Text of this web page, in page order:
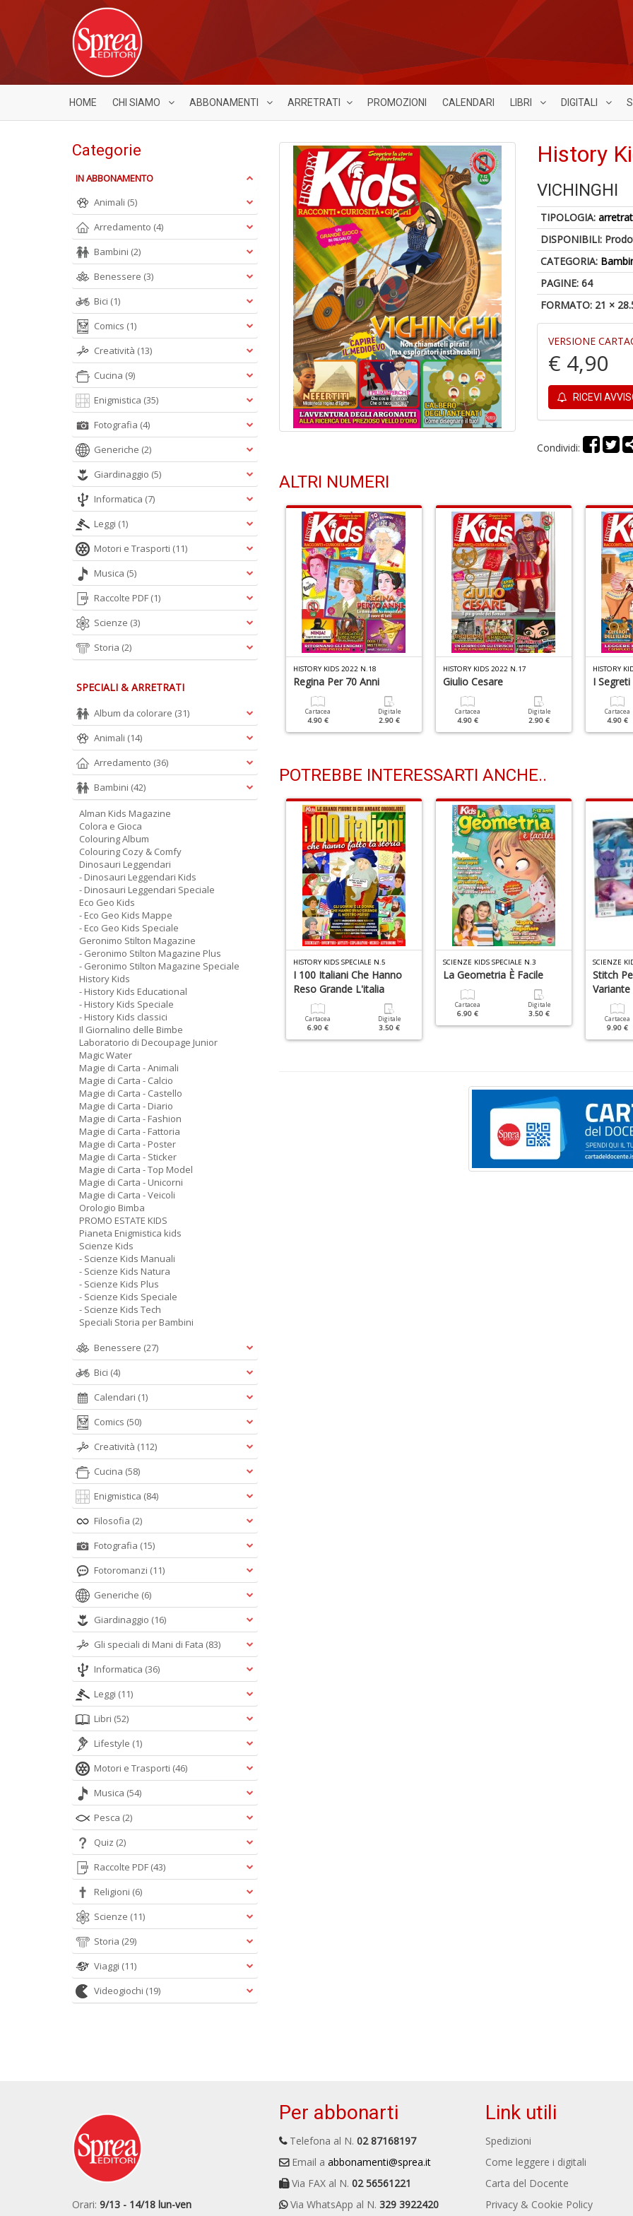
HOME CHI SIAMO ABBONAMENTI ARRETRATI PROMOZIONI CALENDARI LIBRI DIGITALI
History
VICHINGHI
TIPOLOGIA:
DISPONIBILI:
CATEGORIA:
PAGINE: 64
FORMATO: 21 ×
VERSIONE
€ 4,90
RICEVI
Condividi:
ALTRI NUMERI
Digitale
2.90 €
Marco Polo
Cartacea
4.90 €
Digitale
HISTORY KIDS 2022 N.18
Regina Per 70 Anni
Cartacea
4.90 €
Digitale
2.90 €
HISTORY KIDS 2022 N.17
Giulio Cesare
Cartacea
4.90 €
Digitale
2.90 €
HISTORY
I
Cartacea
4.90 €
POTREBBE INTERESSARTI ANCHE..
DI CARTA - UNICORNI N.1
Digitale
3.00 €
SCIENZE KIDS NATURA N.1
Squali Da Paura
Cartacea
6.90 €
HISTORY KIDS SPECIALE N.5
I 100 Italiani Che Hanno
Reso Grande L'italia
Cartacea
6.90 €
Digitale
3.50 €
SCIENZE KIDS SPECIALE N.3
La Geometria È Facile
Cartacea
6.90 €
Digitale
3.50 €
SCIENZE
Stitch
Variante
Cartacea
9.90 €
Categorie
IN ABBONAMENTO
Animali (5)
Arredamento (4)
Bambini (2)
Benessere (3)
Bici (1)
Comics (1)
Creatività (13)
Cucina (9)
Enigmistica (35)
Fotografia (4)
Generiche (2)
Giardinaggio (5)
Informatica (7)
Leggi (1)
Motori e Trasporti (11)
Musica (5)
Raccolte PDF (1)
Scienze (3)
Storia (2)
SPECIALI & ARRETRATI
Album da colorare (31)
Animali (14)
Arredamento (36)
Bambini (42)
Alman Kids Magazine
Colora e Gioca
Colouring Album
Colouring Cozy & Comfy
Dinosauri Leggendari
- Dinosauri Leggendari Kids
- Dinosauri Leggendari Speciale
Eco Geo Kids
- Eco Geo Kids Mappe
- Eco Geo Kids Speciale
Geronimo Stilton Magazine
- Geronimo Stilton Magazine Plus
- Geronimo Stilton Magazine Speciale
History Kids
- History Kids Educational
- History Kids Speciale
- History Kids classici
Il Giornalino delle Bimbe
Laboratorio di Decoupage Junior
Magic Water
Magie di Carta - Animali
Magie di Carta - Calcio
Magie di Carta - Castello
Magie di Carta - Diario
Magie di Carta - Fashion
Magie di Carta - Fattoria
Magie di Carta - Poster
Magie di Carta - Sticker
Magie di Carta - Top Model
Magie di Carta - Unicorni
Magie di Carta - Veicoli
Orologio Bimba
PROMO ESTATE KIDS
Pianeta Enigmistica kids
Scienze Kids
- Scienze Kids Manuali
- Scienze Kids Natura
- Scienze Kids Plus
- Scienze Kids Speciale
- Scienze Kids Tech
Speciali Storia per Bambini
Benessere (27)
Bici (4)
Calendari (1)
Comics (50)
Creatività (112)
Cucina (58)
Enigmistica (84)
Filosofia (2)
Fotografia (15)
Fotoromanzi (11)
Generiche (6)
Giardinaggio (16)
Gli speciali di Mani di Fata (83)
Informatica (36)
Leggi (11)
Libri (52)
Lifestyle (1)
Motori e Trasporti (46)
Musica (54)
Pesca (2)
Quiz (2)
Raccolte PDF (43)
Religioni (6)
Scienze (11)
Storia (29)
Viaggi (11)
Videogiochi (19)
Orari: 9/13 - 14/18 lun-ven
Per abbonarti
Telefona al N. 02 87168197
Email a abbonamenti@sprea.it
Via FAX al N. 02 56561221
Via WhatsApp al N. 329 3922420
Link utili
Spedizioni
Come leggere i digitali
Carta del Docente
Privacy & Cookie Policy